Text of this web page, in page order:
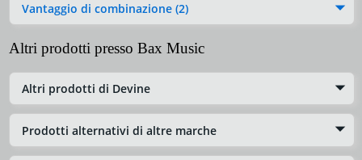
Vantaggio di combinazione (2)
Altri prodotti presso Bax Music
Altri prodotti di Devine
Prodotti alternativi di altre marche